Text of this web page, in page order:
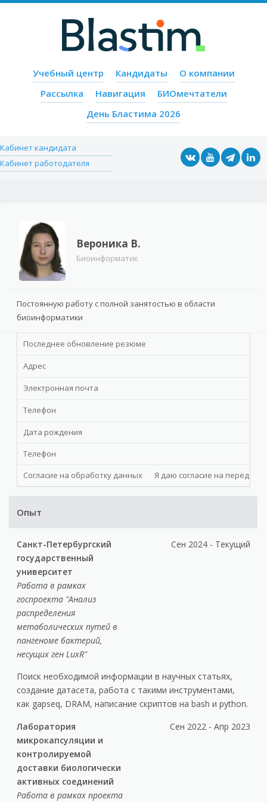
Меню
Пропустить содержимое
Учебный центр Кандидаты
О компании
Рассылка
Навигация
БИОмечтатели
День Бластима 2026
Кабинет кандидата
Кабинет работодателя
Вероника В.
Биоинформатик
Постоянную работу с полной занятостью в области
биоинформатики
Последнее обновление резюме
Адрес
Электронная почта
Телефон
Дата рождения
Телефон
Согласие на обработку данных
Я даю cогласие на
Опыт
Санкт-Петербургский
государственный
университет
Работа в рамках
госпроекта "Анализ
распределения
метаболических путей в
пангеноме бактерий,
несущих ген LuxR"
Сен 2024 - Текущий
Поиск необходимой информации в научных статьях,
создание датасета, работа с такими инструментами,
как gapseq, DRAM, написание скриптов на bash и python.
Лаборатория
микрокапсуляции и
контролируемой
доставки биологически
активных соединений
Работа в рамках проекта
Сен 2022 - Апр 2023